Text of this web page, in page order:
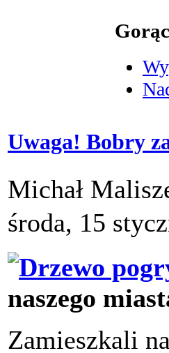
Uwaga! Bobry
Michał
środa, 15
naszego
Zamieszkali